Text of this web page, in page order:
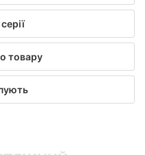
товару